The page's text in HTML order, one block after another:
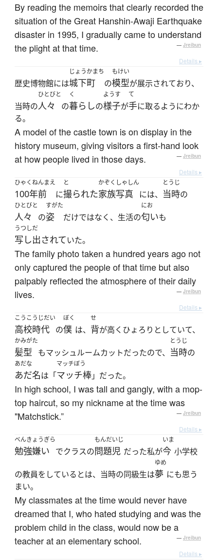
By reading the memoirs that clearly recorded the
situation of the Great Hanshin-Awaji Earthquake
disaster in 1995, I gradually came to understand
the plight at that time.
— Jreibun
Details ▸
歴史博物館には
じょうかまち
城下町 の
もけい
模型が展示されており、
当時の
ひとびと
人々 の
く
暮らしの
ようす
様子が
て
手に取るようにわか
る。
A model of the castle town is on display in the
history museum, giving visitors a first-hand look
at how people lived in those days.
— Jreibun
Details ▸
ひゃくねんまえ
100年前 に
と
撮られた
かぞくしゃしん
家族写真 には、
とうじ
当時の
ひとびと
人々 の
すがた
姿 だけではなく、生活の
にお
匂いも
うつしだ
写し出されていた。
The family photo taken a hundred years ago not
only captured the people of that time but also
palpably reflected the atmosphere of their daily
lives.
— Jreibun
Details ▸
こうこうじだい
高校時代 の
ぼく
僕 は、
せ
背が高くひょろりとしていて、
かみがた
髪型 もマッシュルームカットだったので、
とうじ
当時の
あだな
あだ名は「
マッチぼう
マッチ棒」だった。
In high school, I was tall and gangly, with a mop-
top haircut, so my nickname at the time was
"Matchstick.”
— Jreibun
Details ▸
べんきょうぎら
勉強嫌い でクラスの
もんだいじ
問題児 だった私が
いま
今 小学校
の教員をしているとは、当時の同級生は
ゆめ
夢 にも思う
まい。
My classmates at the time would never have
dreamed that I, who hated studying and was the
problem child in the class, would now be a
teacher at an elementary school.
— Jreibun
Details ▸